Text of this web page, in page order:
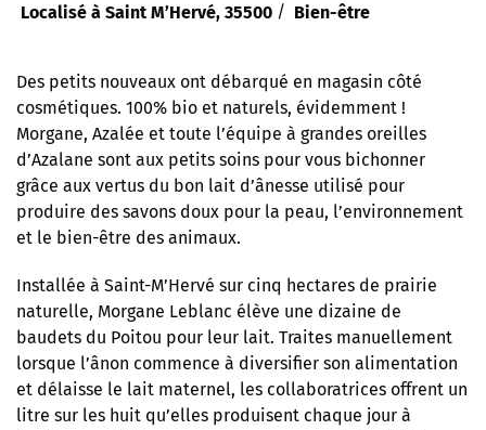
Localisé à Saint M’Hervé, 35500 / Bien-être
Des petits nouveaux ont débarqué en magasin côté
cosmétiques. 100% bio et naturels, évidemment !
Morgane, Azalée et toute l’équipe à grandes oreilles
d’Azalane sont aux petits soins pour vous bichonner
grâce aux vertus du bon lait d’ânesse utilisé pour
produire des savons doux pour la peau, l’environnement
et le bien-être des animaux.
Installée à Saint-M’Hervé sur cinq hectares de prairie
naturelle, Morgane Leblanc élève une dizaine de
baudets du Poitou pour leur lait. Traites manuellement
lorsque l’ânon commence à diversifier son alimentation
et délaisse le lait maternel, les collaboratrices offrent un
litre sur les huit qu’elles produisent chaque jour à